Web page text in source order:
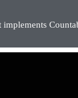
implements